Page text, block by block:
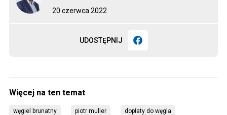
20 czerwca 2022
UDOSTĘPNIJ
węgiel brunatny piotr muller dopłaty do węgla